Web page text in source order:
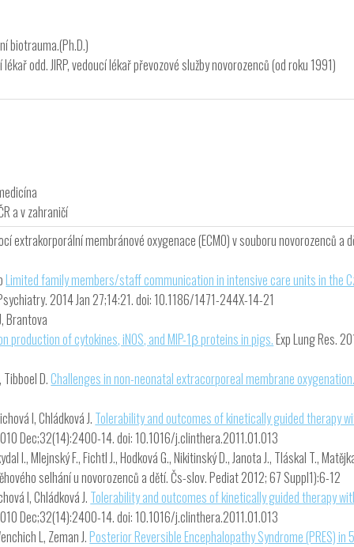
biotrauma.(Ph.D.)
odd. JIRP, vedoucí lékař převozové služby novorozenců (od roku 1991)
a v zahraničí
extrakorporální membránové oxygenace (ECMO) v souboru novorozenců
Limited family members/staff communication in intensive care units in the
2014 Jan 27;14:21. doi: 10.1186/1471-244X-14-21
Brantova
of cytokines, iNOS, and MIP-1β proteins in pigs.Exp Lung Res.
Tibboel D.Challenges in non-neonatal extracorporeal membrane oxygenation.
I, Chládková J. Tolerability and outcomes of kinetically guided therapy
Dec;32(14):2400-14. doi: 10.1016/j.clinthera.2011.01.013
I., Mlejnský F., Fichtl J., Hodková G., Nikitinský D., Janota J., Tláskal T.,
selhání u novorozenců a dětí. Čs-slov. Pediat 2012; 67 Suppl1):6-12
I, Chládková J. Tolerability and outcomes of kinetically guided therapy
Dec;32(14):2400-14. doi: 10.1016/j.clinthera.2011.01.013
L, Zeman J.Posterior Reversible Encephalopathy Syndrome (PRES)
Iveta -
o.p.s.